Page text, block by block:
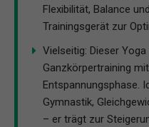
Flexibilität, Balance
Trainingsgerät zur
Vielseitig: Dieser
Ganzkörpertraining
Entspannungsphase.
Gymnastik,
– er trägt zur